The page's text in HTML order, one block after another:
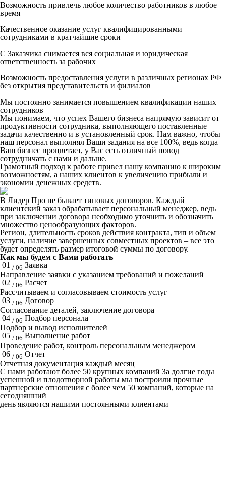
Возможность привлечь любое количество работников в любое
время
Качественное оказание услуг квалифицированными
сотрудниками в кратчайшие сроки
С Заказчика снимается вся социальная и юридическая
ответственность за рабочих
Возможность предоставления услуги в различных регионах РФ
без открытия представительств и филиалов
Мы постоянно занимается повышением квалификации наших
сотрудников
Мы понимаем, что успех Вашего бизнеса напрямую зависит от
продуктивности сотрудника, выполняющего поставленные
задачи качественно и в установленный срок. Нам важно, чтобы
наш персонал выполнял Ваши задания на все 100%, ведь когда
Ваш бизнес процветает, у Вас есть отличный повод
сотрудничать с нами и дальше.
Грамотный подход к работе привел нашу компанию к широким
возможностям, а наших клиентов к увеличению прибыли и
экономии денежных средств.
В Лидер Про не бывает типовых договоров. Каждый
клиентский заказ обрабатывает персональный менеджер, ведь
при заключении договора необходимо уточнить и обозначить
множество ценообразующих факторов.
Регион, длительность сроков действия контракта, тип и объем
услуги, наличие завершенных совместных проектов – все это
будет определять размер итоговой суммы по договору.
Как мы будем с Вами работать
01 / 06 Заявка
Направление заявки с указанием требований и пожеланий
02 / 06 Расчет
Рассчитываем и согласовываем стоимость услуг
03 / 06 Договор
Согласование деталей, заключение договора
04 / 06 Подбор персонала
Подбор и вывод исполнителей
05 / 06 Выполнение работ
Проведение работ, контроль персональным менеджером
06 / 06 Отчет
Отчетная документация каждый месяц
C нами работают более 50 крупных компаний За долгие годы
успешной и плодотворной работы мы построили прочные
партнерские отношения с более чем 50 компаний, которые на
сегодняшний
день являются нашими постоянными клиентами